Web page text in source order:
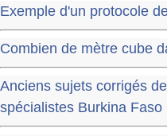
Exemple d'un protocole
Combien de mètre cube
Anciens sujets corrigés
spécialistes Burkina Faso